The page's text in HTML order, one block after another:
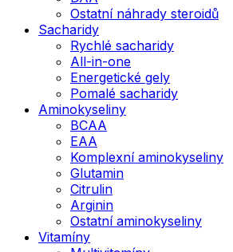
Ostatní náhrady steroidů
Sacharidy
Rychlé sacharidy
All-in-one
Energetické gely
Pomalé sacharidy
Aminokyseliny
BCAA
EAA
Komplexní aminokyseliny
Glutamin
Citrulin
Arginin
Ostatní aminokyseliny
Vitamíny